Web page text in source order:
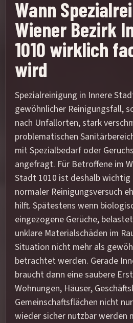
Wann
Wiener Bezirk
1010 wirklich
wird
Spezialreinigung in Innere
gewöhnlicher Reinigungsfall,
nach Unfallorten, stark
problematischen
mit Spezialbedarf oder
angefragt. Für Betroffene im
Stadt 1010 ist deshalb wichtig
normaler Reinigungsversuch
hilft. Spätestens wenn
eingezogene Gerüche,
unklare Materialschäden im
Situation nicht mehr als
betrachtet werden. Gerade
braucht dann eine saubere
Wohnungen, Häuser,
Gemeinschaftsflächen nicht
wieder sicher nutzbar werden